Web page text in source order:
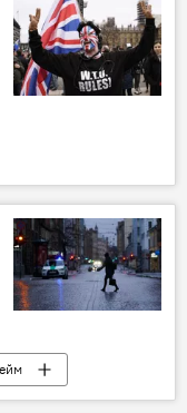
Brexit